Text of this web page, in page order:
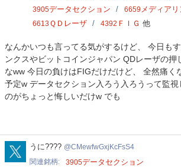
3905データセクション 6659 メディア
6613 ＱＤレーザ 4392 ＦＩＧ 他
なんかいつも言ってる気がするけど、 今日も
ンクスやビットコインジャパン QDレーザの押
なww 今日の負けはFIGだけだけど、 全然痛く
予定w データセクション入ろう入ろうって監視
のがちょっと悔しいだけw でも
CMewfwGxjKcFsS4
うに???? CMewfwGxjKcFsS4
関連銘柄
3905データセクション